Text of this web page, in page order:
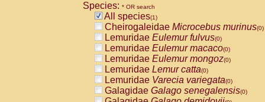
Species: * OR search
All species(1)
Cheirogaleidae Microcebus murinus(0)
Lemuridae Eulemur fulvus(0)
Lemuridae Eulemur macaco(0)
Lemuridae Eulemur mongoz(0)
Lemuridae Lemur catta(0)
Lemuridae Varecia variegata(0)
Galagidae Galago senegalensis(0)